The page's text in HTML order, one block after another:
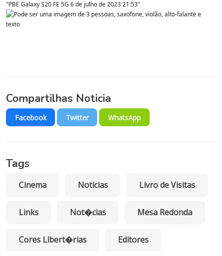
Compartilhas Noticia
Facebook Twitter WhatsApp
Tags
Cinema Noticias Livro de Visitas
Links Not�cias Mesa Redonda
Cores Libert�rias Editores